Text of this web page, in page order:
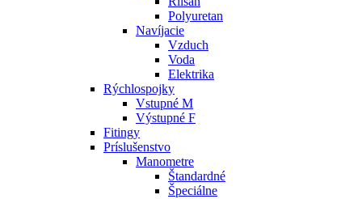
Polyuretan
Navíjacie
Vzduch
Voda
Elektrika
Rýchlospojky
Vstupné M
Výstupné F
Fitingy
Príslušenstvo
Manometre
Štandardné
Špeciálne